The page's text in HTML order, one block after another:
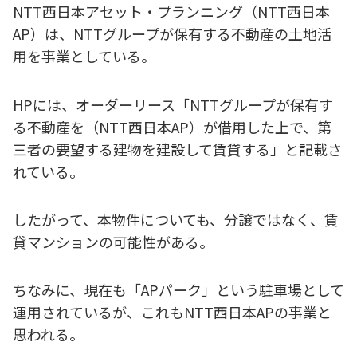
NTT西日本アセット・プランニング（NTT西日本
AP）は、NTTグループが保有する不動産の土地活
用を事業としている。
HPには、オーダーリース「NTTグループが保有す
る不動産を（NTT西日本AP）が借用した上で、第
三者の要望する建物を建設して賃貸する」と記載さ
れている。
したがって、本物件についても、分譲ではなく、賃
貸マンションの可能性がある。
ちなみに、現在も「APパーク」という駐車場として
運用されているが、これもNTT西日本APの事業と
思われる。